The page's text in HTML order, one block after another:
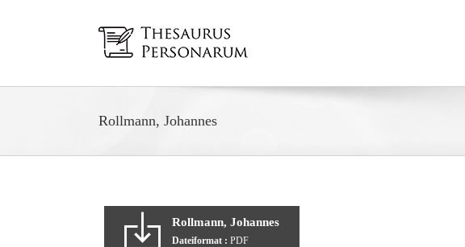
Rollmann, Johannes
Rollmann, Johannes
Dateiformat : PDF